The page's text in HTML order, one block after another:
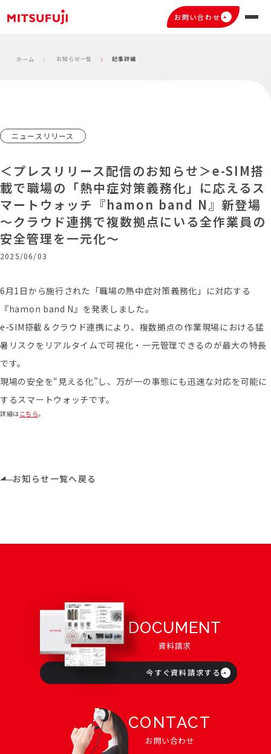
お問い合わせ
ホーム お知らせ一覧 記事詳細
ニュースリリース
＜プレスリリース配信のお知らせ＞e-SIM搭
載で職場の「熱中症対策義務化」に応えるス
マートウォッチ『hamon band N』新登場
～クラウド連携で複数拠点にいる全作業員の
安全管理を一元化～
2025/06/03
6月1日から施行された「職場の熱中症対策義務化」に対応する
『hamon band N』を発表しました。
e-SIM搭載＆クラウド連携により、複数拠点の作業現場における猛
暑リスクをリアルタイムで可視化・一元管理できるのが最大の特長
です。
現場の安全を“見える化”し、万が一の事態にも迅速な対応を可能に
するスマートウォッチです。
詳細は こちら。
お知らせ一覧へ戻る
DOCUMENT
資料請求
今すぐ資料請求する
CONTACT
お問い合わせ